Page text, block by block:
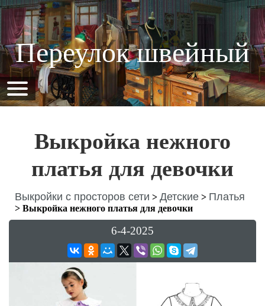
Переулок швейный
Выкройка нежного
платья для девочки
Выкройки с просторов сети > Детские > Платья
> Выкройка нежного платья для девочки
6-4-2025